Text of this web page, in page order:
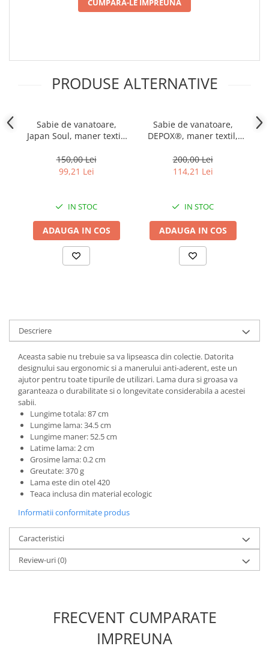
Casti audio telefoane
INSTRUMENTE MUZICALE
Chitare clasice
CLARINET
PRODUSE ALTERNATIVE
Sabie de vanatoare,
Japan Soul, maner textil,
150,00 Lei
99,21 Lei
IN STOC
ADAUGA IN COS
Sabie de vanatoare,
DEPOX®, maner textil,
200,00 Lei
114,21 Lei
IN STOC
ADAUGA IN COS
Descriere
Aceasta sabie nu trebuie sa va lipseasca din colectie. Datorita
designului sau ergonomic si a manerului anti-aderent, este un
ajutor pentru toate tipurile de utilizari. Lama dura si groasa va
garanteaza o durabilitate si o longevitate considerabila a acestei
sabii.
Lungime totala: 87 cm
Lungime lama: 34.5 cm
Lungime maner: 52.5 cm
Latime lama: 2 cm
Grosime lama: 0.2 cm
Greutate: 370 g
Lama este din otel 420
Teaca inclusa din material ecologic
Informatii conformitate produs
Caracteristici
Review-uri(0)
FRECVENT CUMPARATE
IMPREUNA